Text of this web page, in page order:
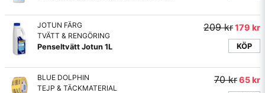
JOTUN FÄRG
TVÄTT & RENGÖRING
Penseltvätt Jotun 1L
209 kr179 kr
KÖP
BLUE DOLPHIN
TEJP & TÄCKMATERIAL
70 kr65 kr